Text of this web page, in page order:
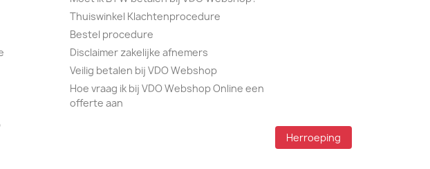
Thuiswinkel Klachtenprocedure
Bestel procedure
Disclaimer zakelijke afnemers
Veilig betalen bij VDO Webshop
Hoe vraag ik bij VDO Webshop Online een
offerte aan
Herroeping